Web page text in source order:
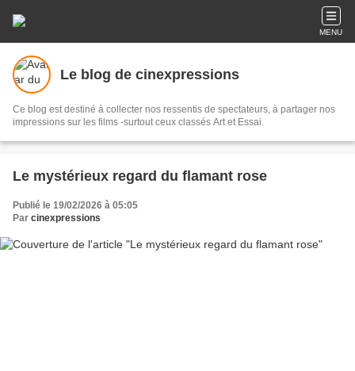
MENU
Le blog de cinexpressions
Ce blog est destiné à collecter nos ressentis de spectateurs, à partager nos
impressions sur les films -surtout ceux classés Art et Essai.
Le mystérieux regard du flamant rose
Publié le 19/02/2026 à 05:05
Par cinexpressions